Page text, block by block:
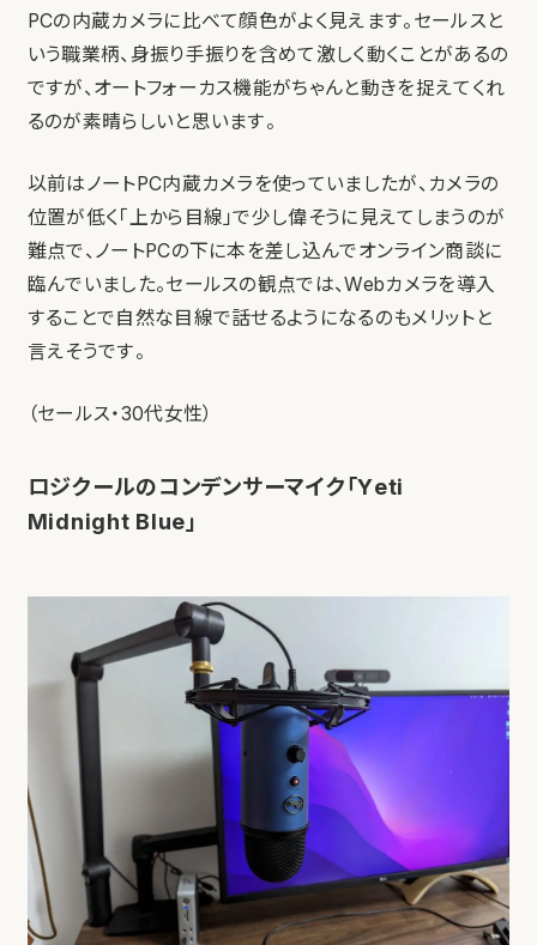
PCの内蔵カメラに比べて顔色がよく見えます。セールスと
いう職業柄、身振り手振りを含めて激しく動くことがあるの
ですが、オートフォーカス機能がちゃんと動きを捉えてくれ
るのが素晴らしいと思います。
以前はノートPC内蔵カメラを使っていましたが、カメラの
位置が低く「上から目線」で少し偉そうに見えてしまうのが
難点で、ノートPCの下に本を差し込んでオンライン商談に
臨んでいました。セールスの観点では、Webカメラを導入
することで自然な目線で話せるようになるのもメリットと
言えそうです。
（セールス・30代女性）
ロジクールのコンデンサーマイク「Yeti
Midnight Blue」